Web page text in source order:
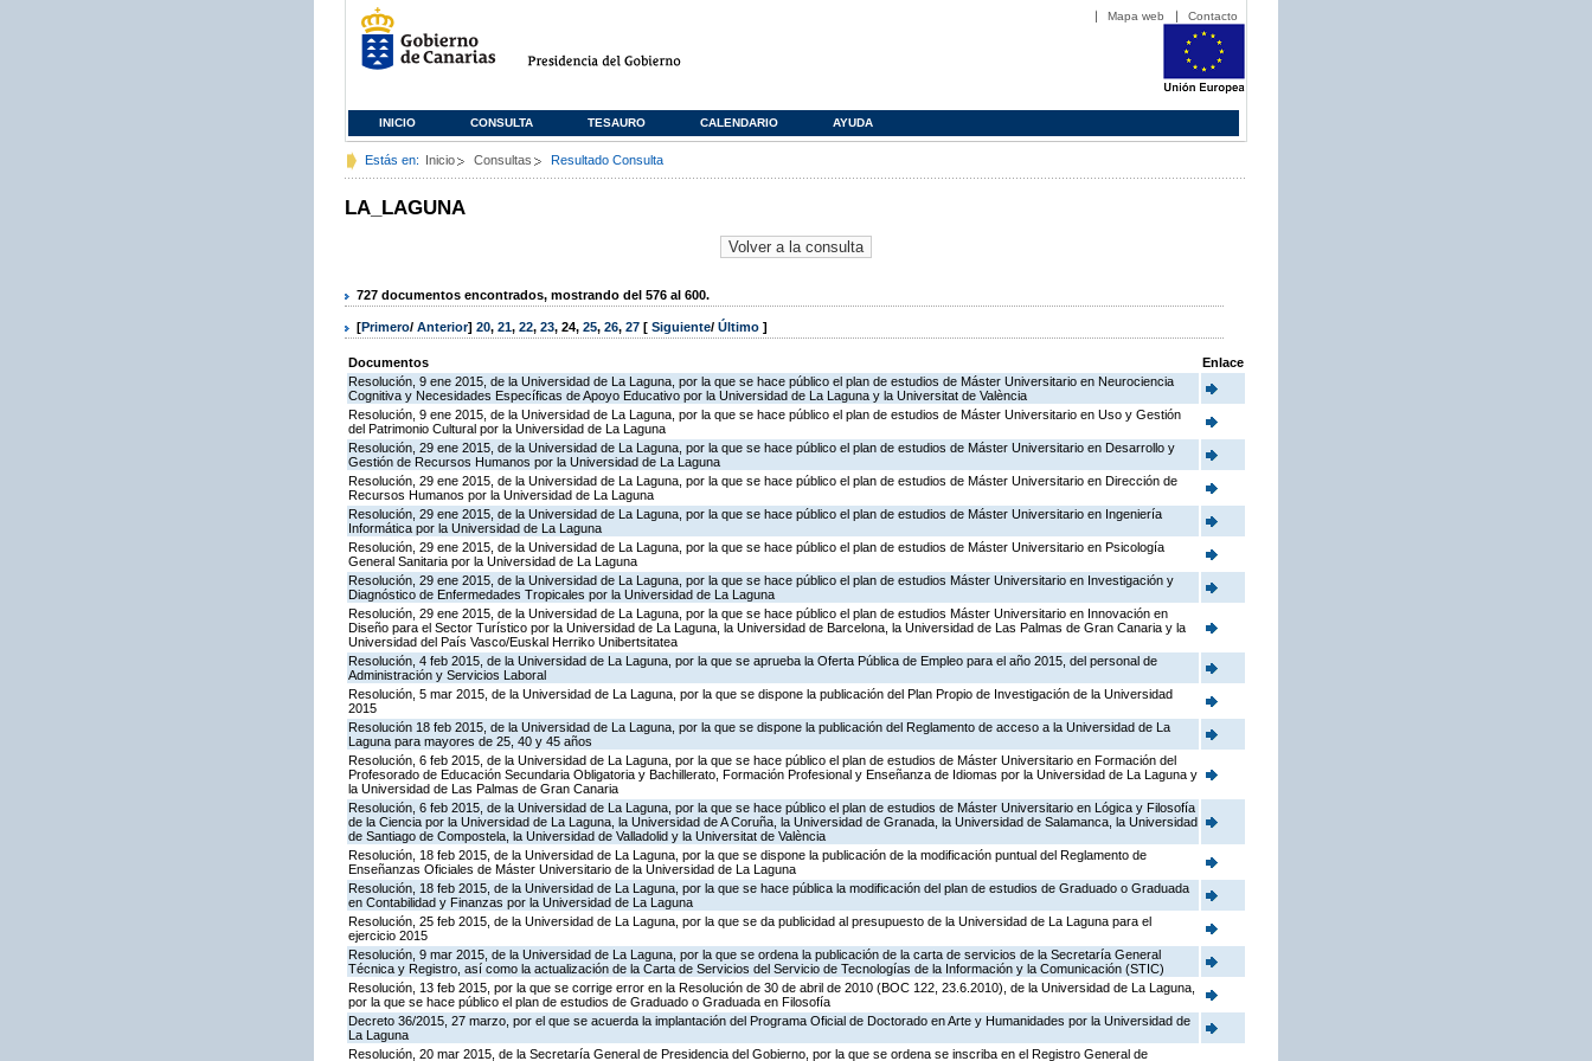
Mapa web Contacto
INICIO CONSULTA TESAURO CALENDARIO AYUDA
Estás en: Inicio Consultas Resultado Consulta
LA_LAGUNA
727 documentos encontrados, mostrando del 576 al 600.
[Primero/ Anterior] 20, 21, 22, 23, 24, 25, 26, 27 [ Siguiente/ Último ]
Documentos
Enlace
Resolución, 9 ene 2015, de la Universidad de La Laguna, por la que se hace público el plan de estudios de Máster Universitario en Neurociencia
Cognitiva y Necesidades Específicas de Apoyo Educativo por la Universidad de La Laguna y la Universitat de València
Resolución, 9 ene 2015, de la Universidad de La Laguna, por la que se hace público el plan de estudios de Máster Universitario en Uso y Gestión
del Patrimonio Cultural por la Universidad de La Laguna
Resolución, 29 ene 2015, de la Universidad de La Laguna, por la que se hace público el plan de estudios de Máster Universitario en Desarrollo y
Gestión de Recursos Humanos por la Universidad de La Laguna
Resolución, 29 ene 2015, de la Universidad de La Laguna, por la que se hace público el plan de estudios de Máster Universitario en Dirección de
Recursos Humanos por la Universidad de La Laguna
Resolución, 29 ene 2015, de la Universidad de La Laguna, por la que se hace público el plan de estudios de Máster Universitario en Ingeniería
Informática por la Universidad de La Laguna
Resolución, 29 ene 2015, de la Universidad de La Laguna, por la que se hace público el plan de estudios de Máster Universitario en Psicología
General Sanitaria por la Universidad de La Laguna
Resolución, 29 ene 2015, de la Universidad de La Laguna, por la que se hace público el plan de estudios Máster Universitario en Investigación y
Diagnóstico de Enfermedades Tropicales por la Universidad de La Laguna
Resolución, 29 ene 2015, de la Universidad de La Laguna, por la que se hace público el plan de estudios Máster Universitario en Innovación en
Diseño para el Sector Turístico por la Universidad de La Laguna, la Universidad de Barcelona, la Universidad de Las Palmas de Gran Canaria y la
Universidad del País Vasco/Euskal Herriko Unibertsitatea
Resolución, 4 feb 2015, de la Universidad de La Laguna, por la que se aprueba la Oferta Pública de Empleo para el año 2015, del personal de
Administración y Servicios Laboral
Resolución, 5 mar 2015, de la Universidad de La Laguna, por la que se dispone la publicación del Plan Propio de Investigación de la Universidad
2015
Resolución 18 feb 2015, de la Universidad de La Laguna, por la que se dispone la publicación del Reglamento de acceso a la Universidad de La
Laguna para mayores de 25, 40 y 45 años
Resolución, 6 feb 2015, de la Universidad de La Laguna, por la que se hace público el plan de estudios de Máster Universitario en Formación del
Profesorado de Educación Secundaria Obligatoria y Bachillerato, Formación Profesional y Enseñanza de Idiomas por la Universidad de La Laguna y
la Universidad de Las Palmas de Gran Canaria
Resolución, 6 feb 2015, de la Universidad de La Laguna, por la que se hace público el plan de estudios de Máster Universitario en Lógica y Filosofía
de la Ciencia por la Universidad de La Laguna, la Universidad de A Coruña, la Universidad de Granada, la Universidad de Salamanca, la Universidad
de Santiago de Compostela, la Universidad de Valladolid y la Universitat de València
Resolución, 18 feb 2015, de la Universidad de La Laguna, por la que se dispone la publicación de la modificación puntual del Reglamento de
Enseñanzas Oficiales de Máster Universitario de la Universidad de La Laguna
Resolución, 18 feb 2015, de la Universidad de La Laguna, por la que se hace pública la modificación del plan de estudios de Graduado o Graduada
en Contabilidad y Finanzas por la Universidad de La Laguna
Resolución, 25 feb 2015, de la Universidad de La Laguna, por la que se da publicidad al presupuesto de la Universidad de La Laguna para el
ejercicio 2015
Resolución, 9 mar 2015, de la Universidad de La Laguna, por la que se ordena la publicación de la carta de servicios de la Secretaría General
Técnica y Registro, así como la actualización de la Carta de Servicios del Servicio de Tecnologías de la Información y la Comunicación (STIC)
Resolución, 13 feb 2015, por la que se corrige error en la Resolución de 30 de abril de 2010 (BOC 122, 23.6.2010), de la Universidad de La Laguna,
por la que se hace público el plan de estudios de Graduado o Graduada en Filosofía
Decreto 36/2015, 27 marzo, por el que se acuerda la implantación del Programa Oficial de Doctorado en Arte y Humanidades por la Universidad de
La Laguna
Resolución, 20 mar 2015, de la Secretaría General de Presidencia del Gobierno, por la que se ordena se inscriba en el Registro General de